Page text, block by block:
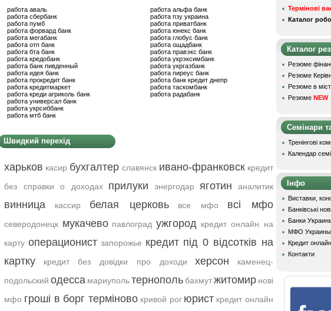
работа аваль
работа сбербанк
работа пумб
работа форвард банк
работа мегабанк
работа отп банк
работа бта банк
работа кредобанк
работа банк пивденный
работа идея банк
работа прокредит банк
работа кредитмаркет
работа креди агриколь банк
работа универсал банк
работа укрсиббанк
работа мтб банк
работа альфа банк
работа пзу украина
работа приватбанк
работа юнекс банк
работа глобус банк
работа ощадбанк
работа правэкс банк
работа укрэксимбанк
работа укргазбанк
работа пиреус банк
работа банк кредит днепр
работа таскомбанк
работа радабанк
Швидкий перехід
харьков касир бухгалтер славянск ивано-франковск кредит
без справки о доходах
прилуки энергодар яготин аналитик
винница кассир белая церковь все мфо всі мфо
северодонецк мукачево павлоград ужгород кредит онлайн на
карту операционист запорожье кредит під 0 відсотків на
картку
кредит без довідки про доходи херсон
каменец-
подольский одесса мариупольтернополь бахмутжитомир нові
мфо гроші в борг терміново кривой рог юрист кредит онлайн
Термінові
Каталог
Каталог
Резюме
Резюме
Резюме в
Резюме NEW
Семінари
Тренінгові
Календар
Інфо
Виставки,
Банківські
Банки
МФО Украины
Кредит онлайн
Контакти